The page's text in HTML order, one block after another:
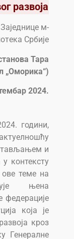
развоја
м­
С­рб­ије
Тара
„Оморика“)
2024.
години,
и
контексту
ове теме на
њена
федерације
која је
кроз
Генералне